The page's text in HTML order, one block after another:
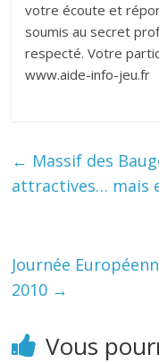
votre écoute et
soumis au secret
respecté. Votre
www.aide-info-jeu.fr
← Massif des
attractives… mais
Journée
2010 →
Vous